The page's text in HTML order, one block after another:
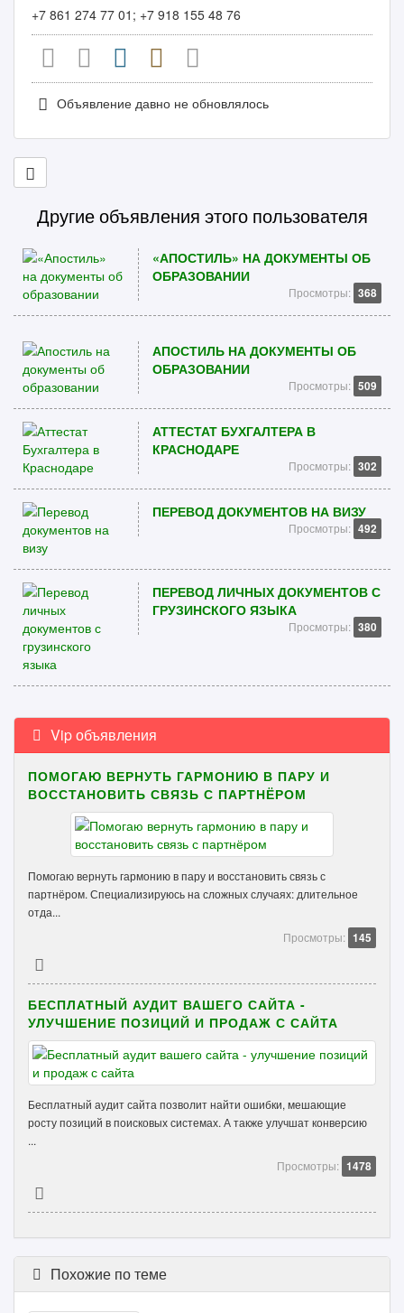
+7 861 274 77 01; +7 918 155 48 76
Объявление давно не обновлялось
Другие объявления этого пользователя
«АПОСТИЛЬ» НА ДОКУМЕНТЫ ОБ
ОБРАЗОВАНИИ
Просмотры: 368
АПОСТИЛЬ НА ДОКУМЕНТЫ ОБ
ОБРАЗОВАНИИ
Просмотры: 509
АТТЕСТАТ БУХГАЛТЕРА В
КРАСНОДАРЕ
Просмотры: 302
ПЕРЕВОД ДОКУМЕНТОВ НА ВИЗУ
Просмотры: 492
ПЕРЕВОД ЛИЧНЫХ ДОКУМЕНТОВ С
ГРУЗИНСКОГО ЯЗЫКА
Просмотры: 380
Vip объявления
ПОМОГАЮ ВЕРНУТЬ ГАРМОНИЮ В ПАРУ И
ВОССТАНОВИТЬ СВЯЗЬ С ПАРТНЁРОМ
Помогаю вернуть гармонию в пару и восстановить связь с
партнёром. Специализируюсь на сложных случаях: длительное
отда...
Просмотры: 145
БЕСПЛАТНЫЙ АУДИТ ВАШЕГО САЙТА -
УЛУЧШЕНИЕ ПОЗИЦИЙ И ПРОДАЖ С САЙТА
Бесплатный аудит сайта позволит найти ошибки, мешающие
росту позиций в поисковых системах. А также улучшат конверсию
...
Просмотры: 1478
Похожие по теме